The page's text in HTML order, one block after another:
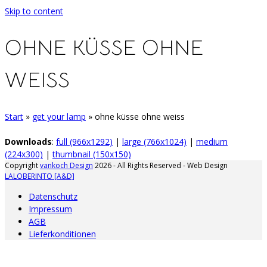
Skip to content
OHNE KÜSSE OHNE
WEISS
Start » get your lamp » ohne küsse ohne weiss
Downloads: full (966x1292) | large (766x1024) | medium
(224x300) |thumbnail (150x150)
Copyrightvankoch Design 2026 - All Rights Reserved - Web Design
LALOBERINTO [A&D]
Datenschutz
Impressum
AGB
Lieferkonditionen